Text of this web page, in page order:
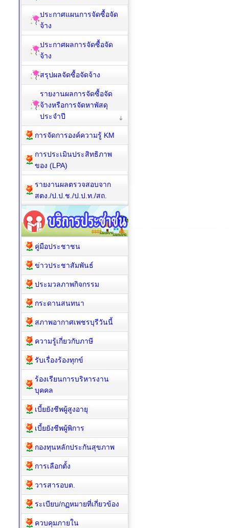
ประกาศแผนการจัดซื้อจัด
จ้าง
ประกาศผลการจัดซื้อจัด
จ้าง
สรุปผลจัดซื้อจัดจ้าง
รายงานผลการจัดซื้อจัด
จ้างหรือการจัดหาพัสดุ
ประจำปี
การจัดการองค์ความรู้ KM
การประเมินประสิทธิภาพ
ของ (LPA)
รายงานผลตรวจสอบจาก
สตง./ป.ป.ช./ป.ป.ท./สถ.
คู่มือประชาชน
ข่าวประชาสัมพันธ์
ประมวลภาพกิจกรรม
กระดานสนทนา
สภาพอากาศเพชรบุรีวันนี้
ความรู้เกี่ยวกับภาษี
รับเรื่องร้องทุกข์
ร้องเรียนการบริหารงาน
บุคคล
เบี้ยยังชีพผู้สูงอายุ
เบี้ยยังชีพผู้พิการ
กองทุนหลักประกันสุขภาพ
การเลือกตั้ง
วารสารอบต.
ระเบียบ/กฏหมายที่เกี่ยวข้อง
ควบคุมภายใน